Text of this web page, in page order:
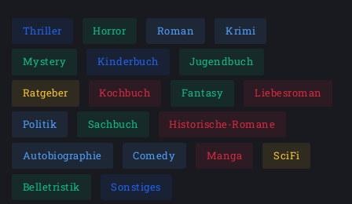
Thriller Horror Roman Krimi
Mystery Kinderbuch Jugendbuch
Ratgeber Kochbuch Fantasy Liebesroman
Politik Sachbuch Historische-Romane
Autobiographie Comedy Manga SciFi
Belletristik Sonstiges